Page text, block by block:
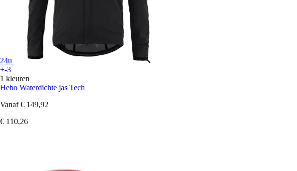
24u
+-3
1 kleuren
Hebo Waterdichte jas Tech
Vanaf € 149,92
€ 110,26